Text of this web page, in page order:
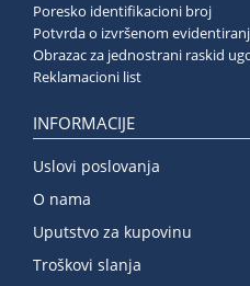
Poresko identifikacioni broj
Potvrda o izvršenom
Obrazac za jednostrani raskid
Reklamacioni list
INFORMACIJE
Uslovi poslovanja
O nama
Uputstvo za kupovinu
Troškovi slanja